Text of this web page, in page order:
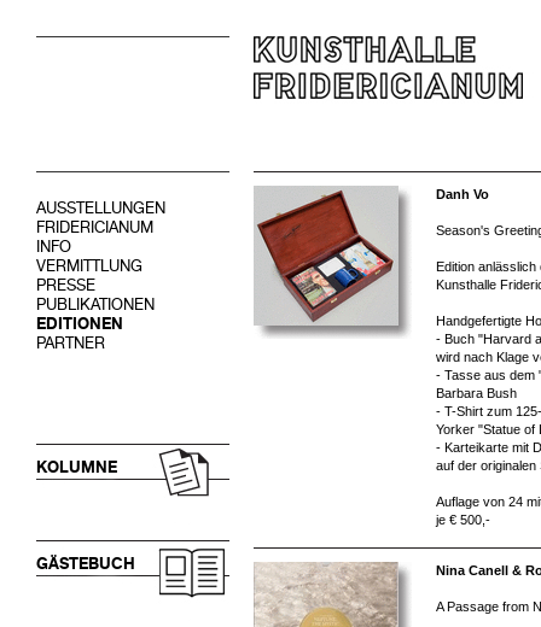
AUSSTELLUNGEN
FRIDERICIANUM
INFO
VERMITTLUNG
PRESSE
PUBLIKATIONEN
EDITIONEN
PARTNER
KOLUMNE
GÄSTEBUCH
Danh Vo
Season's
Edition
Kunsthalle
Handgefertigte
- Buch "Harvard
wird nach Klage
- Tasse aus dem
Barbara Bush
- T-Shirt zum
Yorker "Statue of
- Karteikarte mit
auf der
Auflage von 24
je € 500,-
Nina Canell &
A Passage from